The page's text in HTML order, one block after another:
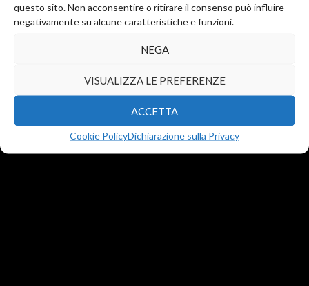
questo sito. Non acconsentire o ritirare il consenso può influire
negativamente su alcune caratteristiche e funzioni.
NEGA
VISUALIZZA LE PREFERENZE
ACCETTA
Cookie PolicyDichiarazione sulla Privacy
Sede legale e commerciale:
Via Valera, 6
F. +39 02 45508472
info@diba-srl.com